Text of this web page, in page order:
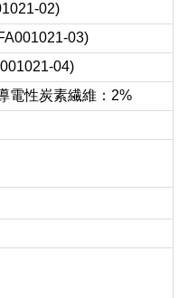
02)
03)
04)
電性炭素繊維：2%